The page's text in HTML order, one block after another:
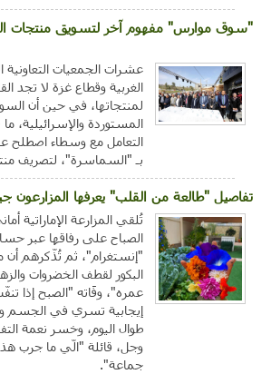
"سوق موارس" مفهوم آخر لتسويق منتجات
عشرات الجمعيات التعاونية
الغربية وقطاع غزة لا تجد
لمنتجاتها، في حين أن
المستوردة والإسرائيلية،
التعامل مع وسطاء اصطلح
بـ "السماسرة"، لتصريف
تفاصيل "طالعة من القلب" يعرفها المزارعون
تُلقي المزارعة الإماراتية
الصباح على رفاقها عبر
"إنستغرام"، ثم تُذّكرهم
البكور لقطف الخضروات
عمره"، وفَاته "الصبح إذا
إيجابية تسري في الجسم
طوال اليوم، وخسر نعمة
وجل، قائلة "الّي ما جرب
جماعة".